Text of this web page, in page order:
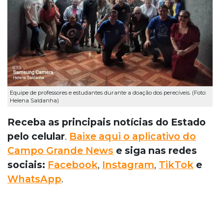
Equipe de professores e estudantes durante a doação dos perecíveis. (Foto:
Helena Saldanha)
Receba as principais notícias do Estado
pelo celular. Baixe aqui o aplicativo do
Campo Grande News e siga nas redes
sociais: Facebook, Instagram, TikTok e
WhatsApp.